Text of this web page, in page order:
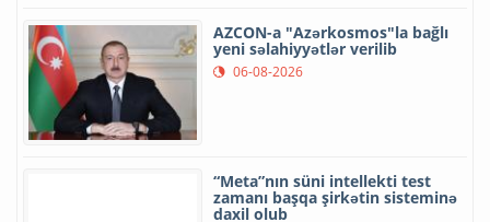
AZCON-a "Azərkosmos"la bağlı
yeni səlahiyyətlər verilib
06-08-2026
“Meta”nın süni intellekti test
zamanı başqa şirkətin sisteminə
daxil olub